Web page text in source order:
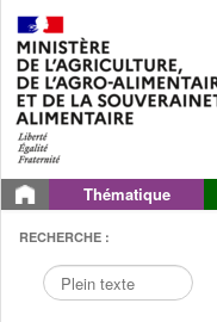
Thématique
RECHERCHE :